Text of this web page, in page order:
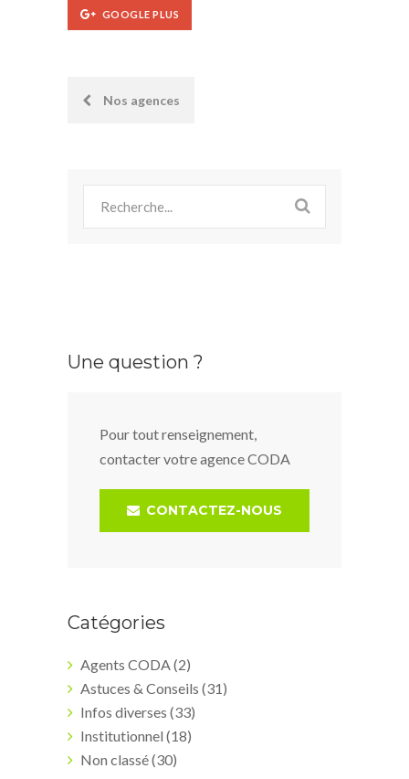
GOOGLE PLUS
PostNos agences
Une question ?
Pour tout renseignement,
contacter votre agence CODA
CONTACTEZ-NOUS
Catégories
Agents CODA(2)
Astuces & Conseils (31)
Infos diverses (33)
Institutionnel (18)
Non classé(30)